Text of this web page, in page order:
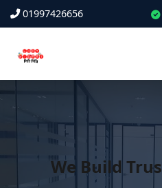
01997426656
We Build